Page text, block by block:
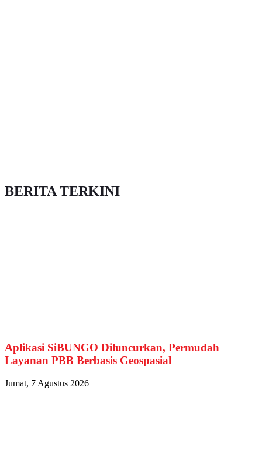
BERITA TERKINI
Aplikasi SiBUNGO Diluncurkan, Permudah
Layanan PBB Berbasis Geospasial
Jumat, 7 Agustus 2026